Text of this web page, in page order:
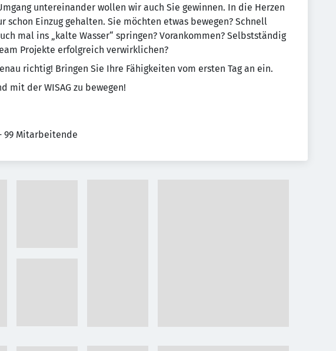
untereinander wollen wir auch Sie gewinnen. In die Herzen
Einzug gehalten. Sie möchten etwas bewegen? Schnell
mal ins „kalte Wasser“ springen? Vorankommen? Selbstständig
Projekte erfolgreich verwirklichen?
richtig! Bringen Sie Ihre Fähigkeiten vom ersten Tag an ein.
mit der WISAG zu bewegen!
99 Mitarbeitende